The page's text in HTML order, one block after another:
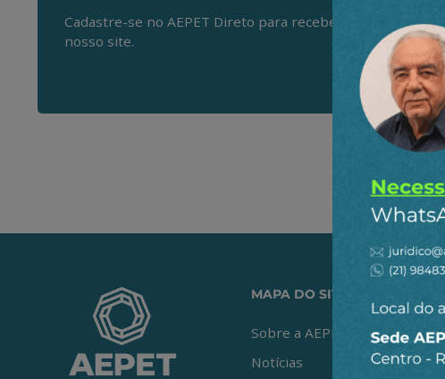
Cadastre-se no AEPET Direto para receber os principais
nosso site.
MAPA DO SITE
Sobre a AEPET
Notícias